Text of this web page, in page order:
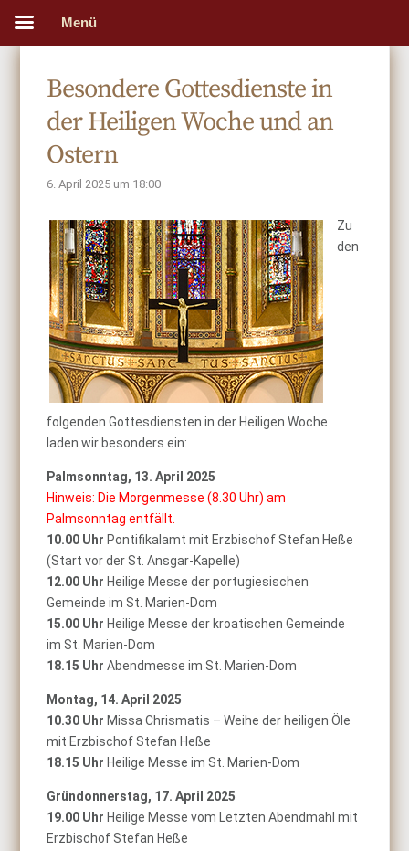
Besondere Gottesdienste in
der Heiligen Woche und an
Ostern
6. April 2025 um 18:00
Zu
den
folgenden Gottesdiensten in der Heiligen Woche
laden wir besonders ein:
Palmsonntag, 13. April 2025
Hinweis: Die Morgenmesse (8.30 Uhr) am
Palmsonntag entfällt.
10.00 Uhr Pontifikalamt mit Erzbischof Stefan Heße
(Start vor der St. Ansgar-Kapelle)
12.00 Uhr Heilige Messe der portugiesischen
Gemeinde im St. Marien-Dom
15.00 Uhr Heilige Messe der kroatischen Gemeinde
im St. Marien-Dom
18.15 Uhr Abendmesse im St. Marien-Dom
Montag, 14. April 2025
10.30 Uhr Missa Chrismatis – Weihe der heiligen Öle
mit Erzbischof Stefan Heße
18.15 Uhr Heilige Messe im St. Marien-Dom
Gründonnerstag, 17. April 2025
19.00 Uhr Heilige Messe vom Letzten Abendmahl mit
Erzbischof Stefan Heße
Menü